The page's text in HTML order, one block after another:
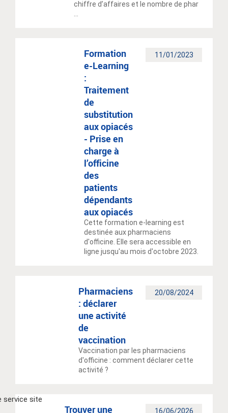
chiffre d’affaires et le nombre de phar
11/01/2023
Formation
e-Learning
:
Traitement
de
substitution
aux opiacés
- Prise en
charge à
l’officine
des
patients
dépendants
aux opiacés
Cette formation e-learning est
destinée aux pharmaciens
d'officine. Elle sera accessible en
ligne jusqu'au mois d'octobre 2023.
20/08/2024
Pharmaciens
: déclarer
une activité
de
vaccination
Vaccination par les pharmaciens
d'officine : comment déclarer cette
activité ?
16/06/2026
Trouver une